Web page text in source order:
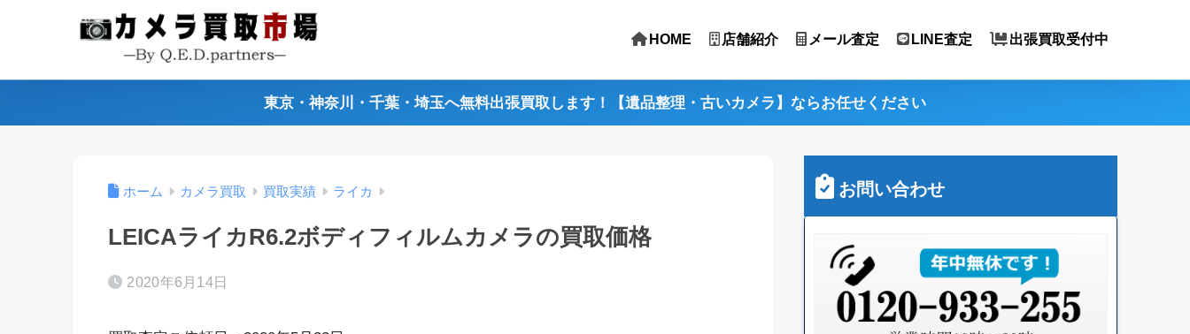
HOME 店舗紹介 メール査定 LINE査定 出張買取受付中
東京・神奈川・千葉・埼玉へ無料出張買取します！【遺品整理・古いカメラ】ならお任せください
ホーム カメラ買取 買取実績 ライカ
LEICAライカR6.2ボディフィルムカメラの買取価格
2020年6月14日
お問い合わせ